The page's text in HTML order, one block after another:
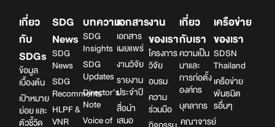
เกี่ยว
กับ
SDGs
ข้อมูล
เบื้องต้น
เป้าหมาย
ย่อย และ
ตัวชี้วัด
SDG
News
SDG
News
SDG
Recomments
HLPF &
VNR
บทความ
SDG
Insights
SDG
Updates
Director’s
Note
Voice of
เอกสาร
เอกสาร
เผยแพร่
งานวิจัย
รายงาน
ประจำปี
สื่อนำ
เสนอ
งาน
ของเรา
โครงการ
วิจัย
อบรม
ความ
ร่วมมือ
เกี่ยว
กับเรา
ความเป็น
มาและ
การก่อตั้ง
องค์กร
บุคลากร
คณาจารย์
เครือข่าย
ของเรา
SDSN
Thailand
เครือข่าย
พันธมิต
รอื่นๆ